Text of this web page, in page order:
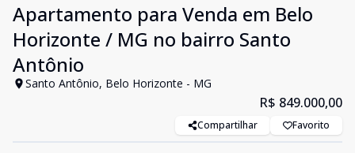
Apartamento para Venda em Belo
Horizonte / MG no bairro Santo
Antônio
Santo Antônio, Belo Horizonte - MG
R$ 849.000,00
Compartilhar Favorito